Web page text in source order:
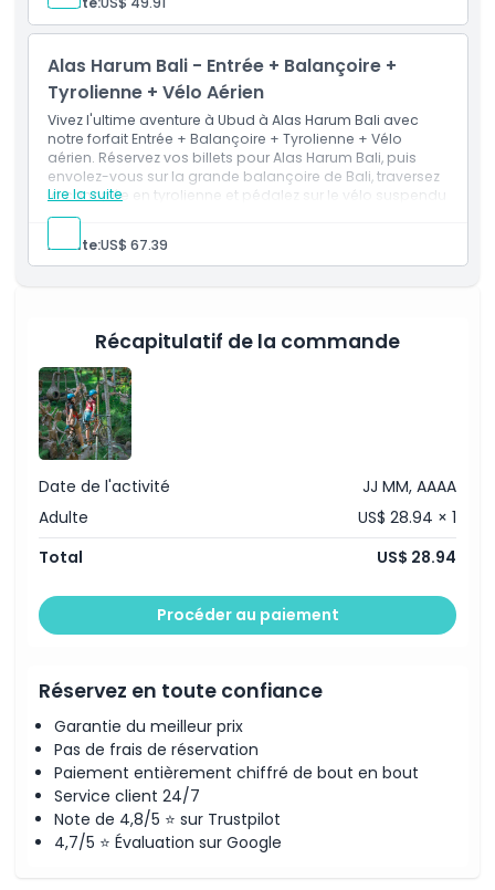
Non adapté pour
Heures d'ouverture
À savoir
Emplacement
de photos, réservez dès aujourd'hui votre admission à
Alas Harum Bali.
Alas Harum Bali - Entrée + Balançoire +
Tyrolienne + Vélo Aérien
Vivez l'ultime aventure à Ubud à Alas Harum Bali avec
notre forfait Entrée + Balançoire + Tyrolienne + Vélo
aérien. Réservez vos billets pour Alas Harum Bali, puis
envolez-vous sur la grande balançoire de Bali, traversez
la canopée en tyrolienne et pédalez sur le vélo suspendu
au-dessus des luxuriantes rizières. Réservez dès
Lire la suite
Adulte:US$ 67.39
Récapitulatif de la commande
Date de l'activité
JJ MM, AAAA
Adulte
US$ 28.94 × 1
Total
US$ 28.94
Procéder au paiement
Réservez en toute confiance
Garantie du meilleur prix
Pas de frais de réservation
Paiement entièrement chiffré de bout en bout
Service client 24/7
Note de 4,8/5 ⭐ sur Trustpilot
4,7/5 ⭐ Évaluation sur Google